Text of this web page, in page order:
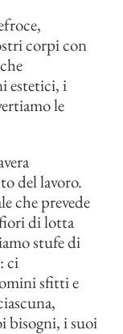
corpi con
estetici, i
le
del lavoro.
che prevede
fiori di lotta
stufe di
ci
sfitti e
bisogni, i suoi